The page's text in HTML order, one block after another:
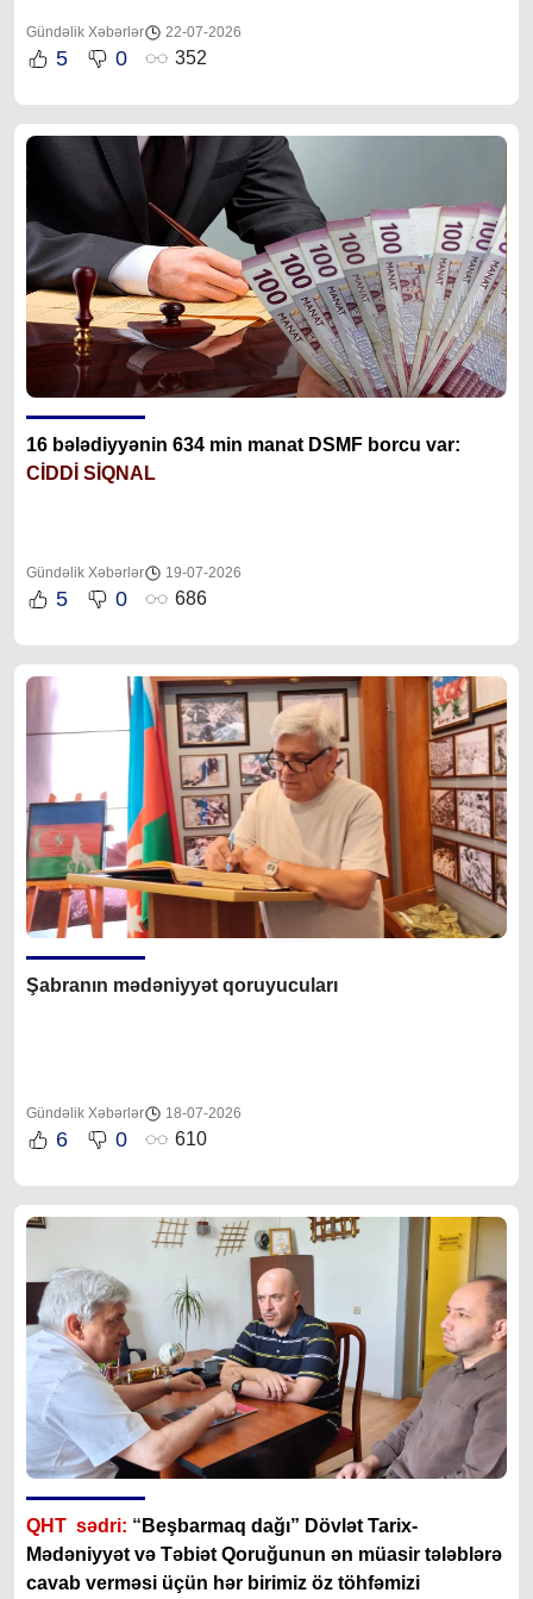
Gündəlik Xəbərlər 22-07-2026
5 0 352
16 bələdiyyənin 634 min manat DSMF borcu var:
CİDDİ SİQNAL
Gündəlik Xəbərlər 19-07-2026
5 0 686
Şabranın mədəniyyət qoruyucuları
Gündəlik Xəbərlər 18-07-2026
6 0 610
QHT sədri: “ Beşbarmaq dağı” Dövlət Tarix-
Mədəniyyət və Təbiət Qoruğunun ən müasir tələblərə
cavab verməsi üçün hər birimiz öz töhfəmizi